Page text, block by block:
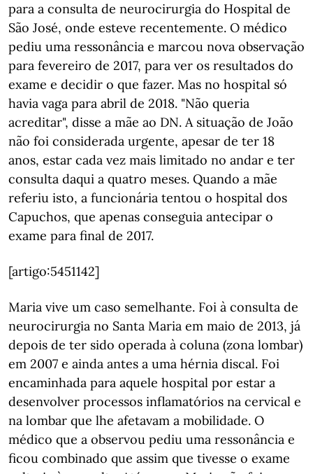
para a consulta de neurocirurgia do Hospital de
São José, onde esteve recentemente. O médico
pediu uma ressonância e marcou nova observação
para fevereiro de 2017, para ver os resultados do
exame e decidir o que fazer. Mas no hospital só
havia vaga para abril de 2018. "Não queria
acreditar", disse a mãe ao DN. A situação de João
não foi considerada urgente, apesar de ter 18
anos, estar cada vez mais limitado no andar e ter
consulta daqui a quatro meses. Quando a mãe
referiu isto, a funcionária tentou o hospital dos
Capuchos, que apenas conseguia antecipar o
exame para final de 2017.
[artigo:5451142]
Maria vive um caso semelhante. Foi à consulta de
neurocirurgia no Santa Maria em maio de 2013, já
depois de ter sido operada à coluna (zona lombar)
em 2007 e ainda antes a uma hérnia discal. Foi
encaminhada para aquele hospital por estar a
desenvolver processos inflamatórios na cervical e
na lombar que lhe afetavam a mobilidade. O
médico que a observou pediu uma ressonância e
ficou combinado que assim que tivesse o exame